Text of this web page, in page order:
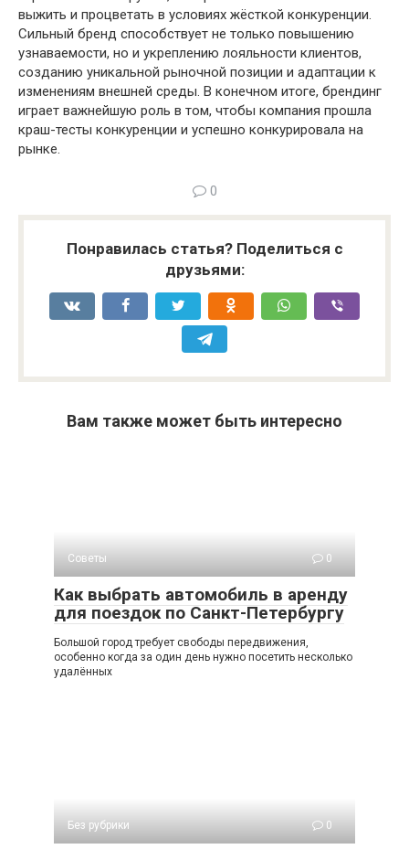
выжить и процветать в условиях жёсткой конкуренции.
Сильный бренд способствует не только повышению
узнаваемости, но и укреплению лояльности клиентов,
созданию уникальной рыночной позиции и адаптации к
изменениям внешней среды. В конечном итоге, брендинг
играет важнейшую роль в том, чтобы компания прошла
краш-тесты конкуренции и успешно конкурировала на
рынке.
0
Понравилась статья? Поделиться с
друзьями:
Вам также может быть интересно
Советы 0
Как выбрать автомобиль в аренду
для поездок по Санкт-Петербургу
Большой город требует свободы передвижения,
особенно когда за один день нужно посетить несколько
удалённых
Без рубрики 0